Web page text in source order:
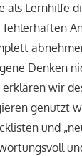
als Lernhilfe
Denken
wir
genutzt
und